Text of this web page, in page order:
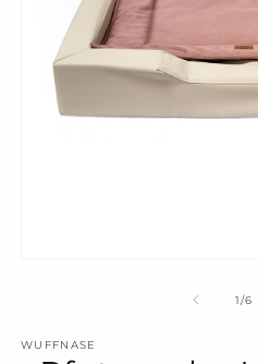
1/von
6
WUFFNASE